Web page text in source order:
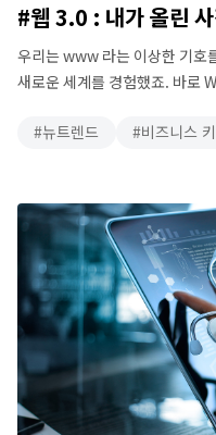
뉴트렌드 비즈니스
#웹 3.0 : 내가 올린
우리는 www 라는 이상한 기호
새로운 세계를 경험했죠. 바로
콘텐츠를 입력해서 우리 자신